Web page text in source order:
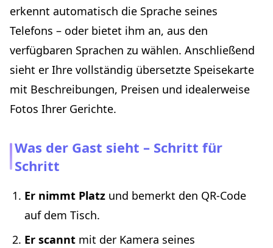
erkennt automatisch die Sprache seines
Telefons – oder bietet ihm an, aus den
verfügbaren Sprachen zu wählen. Anschließend
sieht er Ihre vollständig übersetzte Speisekarte
mit Beschreibungen, Preisen und idealerweise
Fotos Ihrer Gerichte.
Was der Gast sieht – Schritt für
Schritt
Er nimmt Platz und bemerkt den QR-Code
auf dem Tisch.
Er scannt mit der Kamera seines